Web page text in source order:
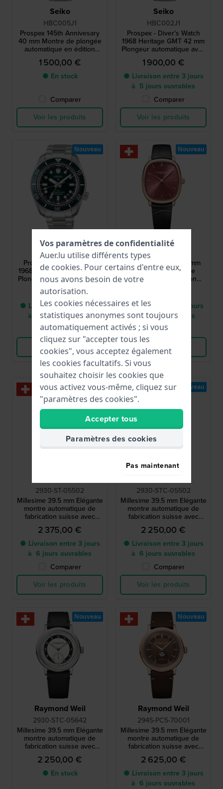
Seiko
HBC005J1
Prospex 145th Annivesary
40 mm Montre de plongée
automatique en édition
limitée avec réserve de
marche de 3 jours
1 500,00 €
● En stock
Comparer
Voir les produits
Seiko
HBC002J1
Prospex - Diver's Watch
1968 Heritage GMT 42 mm
Plongeur automatique avec
fonction GMT et date
1 900,00 €
● Livraison entre 3 jours
à 5 jours ouvrables
Comparer
Voir les produits
Seiko
HBC001J1
Prospex - Diver's Watch
1968 Heritage GMT 42 mm
Plongeur automatique avec
fonction GMT et date
1 900,00 €
● Livraison entre 3 jours
à 5 jours ouvrables
Comparer
Voir les produits
Nouveau
Raymond Weil
2280-PC5-45001
Toccata Heritage 33 mm
Montre à remontage
manuel de fabrication
● Livraison entre 3 jours
à 6 jours ouvrables
Comparer
Voir les produits
Nouveau
2930-ST-05502
Millesime 39.5 mm Elégante
montre automatique de
fabrication suisse avec
petite seconde
2 375,00 €
● Livraison entre 3 jours
à 6 jours ouvrables
Comparer
Voir les produits
Nouveau
2930-STC-05502
Millesime 39.5 mm Elégante
montre automatique de
fabrication suisse avec
petite seconde
2 250,00 €
● Livraison entre 3 jours
à 6 jours ouvrables
Comparer
Voir les produits
Nouveau
Raymond Weil
2930-STC-05642
Millesime 39.5 mm Elégante
montre automatique de
fabrication suisse avec
petite seconde
2 250,00 €
● En stock
Nouveau
Raymond Weil
2945-PC5-70001
Millesime 39.5 mm Elégante
montre automatique de
fabrication suisse avec
phase de lune
2 625,00 €
● Livraison entre 3 jours
à 6 jours ouvrables
Nouveau
Vos paramètres de confidentialité
Auer.lu utilise différents types
de cookies. Pour certains d'entre eux,
nous avons besoin de votre
autorisation.
Les cookies nécessaires et les
statistiques anonymes sont toujours
automatiquement activés ; si vous
cliquez sur "accepter tous les
cookies", vous acceptez également
les cookies facultatifs. Si vous
souhaitez choisir les cookies que
vous activez vous-même, cliquez sur
"paramètres des cookies".
Accepter tous
Paramètres des cookies
Pas maintenant